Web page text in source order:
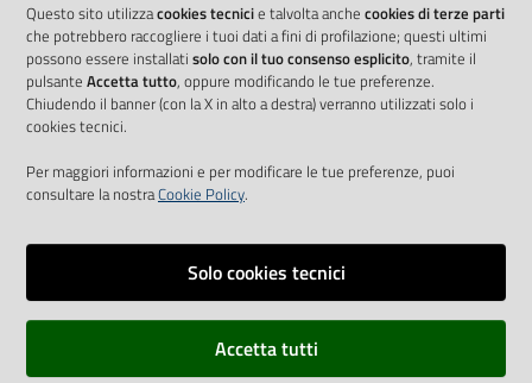
Vai alla pagina
Questo sito utilizzacookies tecnicie talvolta anche cookies di terze parti
che potrebbero raccogliere i tuoi dati a fini di profilazione; questi ultimi
possono essere installati solo con il tuo consenso esplicito, tramite il
pulsante Accetta tutto, oppure modificando le tue preferenze.
Chiudendo il banner (con la X in alto a destra) verranno utilizzati solo i
cookies tecnici.
Per maggiori informazioni e per modificare le tue preferenze, puoi
consultare la nostraCookie Policy.
Solo cookies tecnici
Accetta tutti